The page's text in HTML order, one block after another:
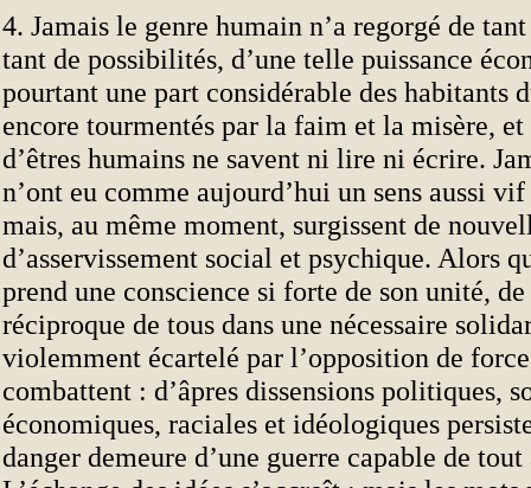
4. Jamais le genre humain n’a regorgé de
tant de possibilités, d’une telle puissance
pourtant une part considérable des habitants
encore tourmentés par la faim et la misère,
d’êtres humains ne savent ni lire ni écrire.
n’ont eu comme aujourd’hui un sens aussi
mais, au même moment, surgissent de
d’asservissement social et psychique. Alors
prend une conscience si forte de son unité,
réciproque de tous dans une nécessaire
violemment écartelé par l’opposition de
combattent : d’âpres dissensions politiques,
économiques, raciales et idéologiques
danger demeure d’une guerre capable de